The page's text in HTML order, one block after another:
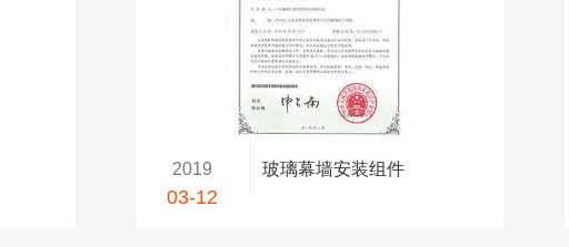
2019
03-12
玻璃幕墙安装组件